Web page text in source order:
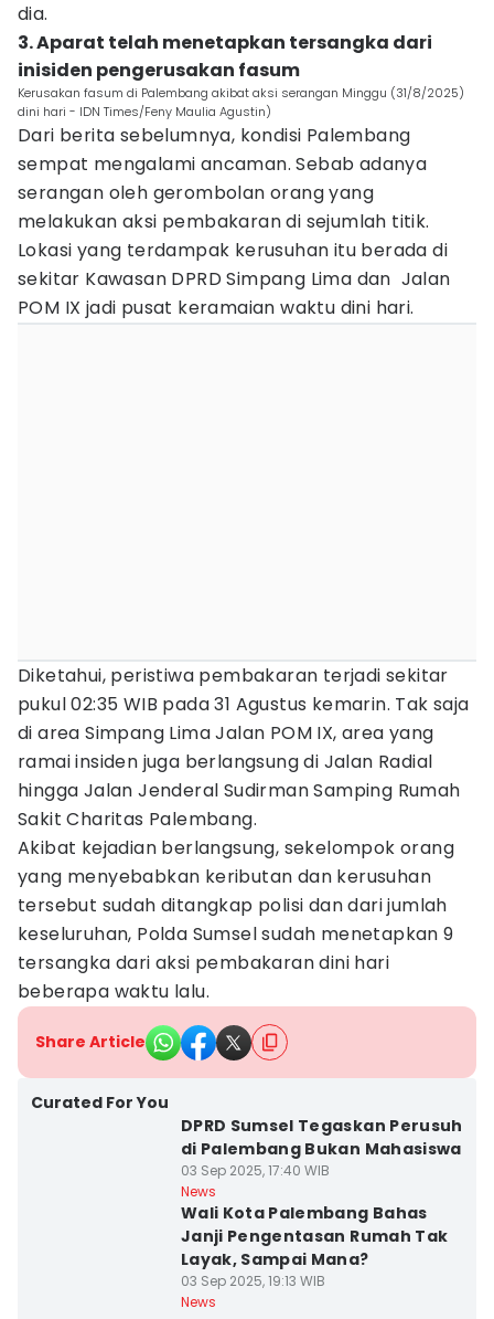
dia.
3. Aparat telah menetapkan tersangka dari
inisiden pengerusakan fasum
Kerusakan fasum di Palembang akibat aksi serangan Minggu (31/8/2025)
dini hari - IDN Times/Feny Maulia Agustin)
Dari berita sebelumnya, kondisi Palembang
sempat mengalami ancaman. Sebab adanya
serangan oleh gerombolan orang yang
melakukan aksi pembakaran di sejumlah titik.
Lokasi yang terdampak kerusuhan itu berada di
sekitar Kawasan DPRD Simpang Lima dan Jalan
POM IX jadi pusat keramaian waktu dini hari.
Diketahui, peristiwa pembakaran terjadi sekitar
pukul 02:35 WIB pada 31 Agustus kemarin. Tak saja
di area Simpang Lima Jalan POM IX, area yang
ramai insiden juga berlangsung di Jalan Radial
hingga Jalan Jenderal Sudirman Samping Rumah
Sakit Charitas Palembang.
Akibat kejadian berlangsung, sekelompok orang
yang menyebabkan keributan dan kerusuhan
tersebut sudah ditangkap polisi dan dari jumlah
keseluruhan, Polda Sumsel sudah menetapkan 9
tersangka dari aksi pembakaran dini hari
beberapa waktu lalu.
Share Article
Curated For You
DPRD Sumsel Tegaskan Perusuh
di Palembang Bukan Mahasiswa
03 Sep 2025, 17:40 WIB
News
Wali Kota Palembang Bahas
Janji Pengentasan Rumah Tak
Layak, Sampai Mana?
03 Sep 2025, 19:13 WIB
News